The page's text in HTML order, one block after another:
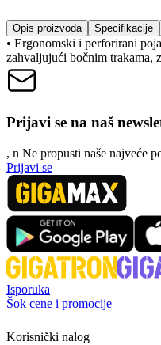
Opis proizvoda Specifikacije
• Ergonomski i perforirani
zahvaljujući bočnim trakama,
Prijavi se na naš
, n Ne propusti naše najveće
Prijavi se
Isporuka
Šok cene i promocije
Korisnički nalog